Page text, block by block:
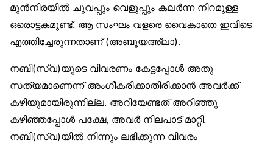
മുൻനിരയിൽ ചുവപ്പും വെളുപ്പും കലർന്ന നിറമുള്ള
ഒരൊട്ടകമുണ്ട്. ആ സംഘം വളരെ വൈകാതെ ഇവിടെ
എത്തിച്ചേരുന്നതാണ് (അബൂയഅ്‌ലാ).
നബി(സ്വ)യുടെ വിവരണം കേട്ടപ്പോൾ അതു
സത്യമാണെന്ന് അംഗീകരിക്കാതിരിക്കാൻ അവർക്ക്
കഴിയുമായിരുന്നില്ല. അറിയേണ്ടത് അറിഞ്ഞു
കഴിഞ്ഞപ്പോൾ പക്ഷേ, അവർ നിലപാട് മാറ്റി.
നബി(സ്വ)യിൽ നിന്നും ലഭിക്കുന്ന വിവരം